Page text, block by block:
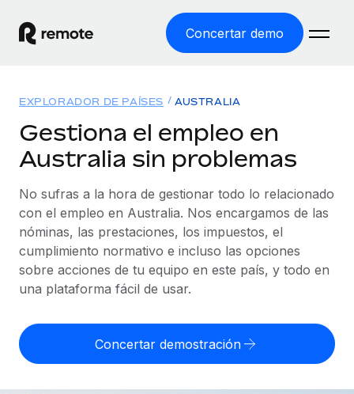
Concertar demo
EMPLEO GLOBAL
Nómina global
Gestiona las nóminas de forma sencilla y conforme a la
legalidad.
Employer of Record
Expándete en todo el mundo sin gastar en entidades.
cumpliendo la normativa.
Soluciones
COBERTURA MUNDIAL
Explorador de países
Consulta el soporte del empleo global según el país.
Explorador estatal de EE. UU.
Simplifica la contratación en todos los estados de EE.
Comparador de Remote
Compáranos con otras empresas.
Recursos
HERRAMIENTAS Y CALCULADORAS
Calculadora del riesgo de clasificación errónea
Consulta el riesgo de clasificación errónea por país.
cualquier país.
Precios
English
Nederlands
EXPLORADOR DE PAÍSES AUSTRALIA
Gestiona el empleo en
Australia sin problemas
No sufras a la hora de gestionar todo lo relacionado
con el empleo en Australia. Nos encargamos de las
nóminas, las prestaciones, los impuestos, el
cumplimiento normativo e incluso las opciones
sobre acciones de tu equipo en este país, y todo en
una plataforma fácil de usar.
Concertar demostración